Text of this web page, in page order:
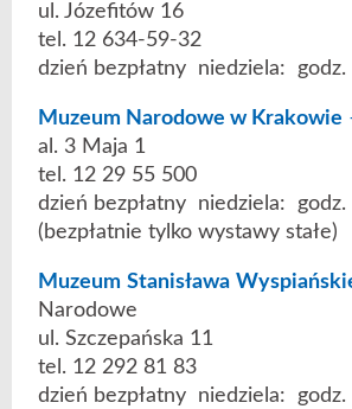
ul. Józefitów 16
tel. 12 634-59-32
dzień bezpłatny niedziela: godz.
Muzeum Narodowe w Krakowie
al. 3 Maja 1
tel. 12 29 55 500
dzień bezpłatny niedziela: godz.
(bezpłatnie tylko wystawy stałe)
Muzeum Stanisława
Narodowe
ul. Szczepańska 11
tel. 12 292 81 83
dzień bezpłatny niedziela: godz.